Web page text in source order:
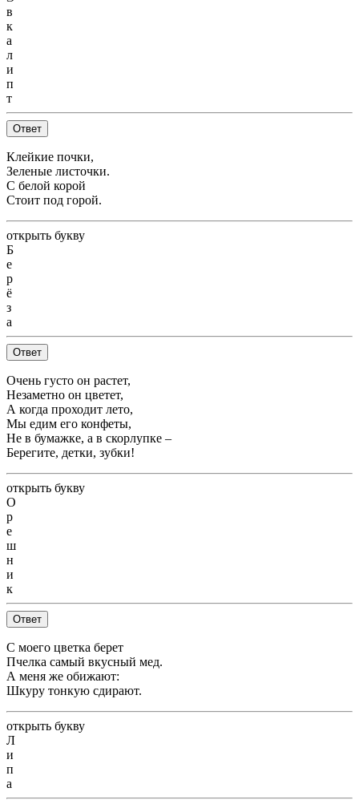
в
к
а
л
и
п
т
Ответ
Клейкие почки,
Зеленые листочки.
С белой корой
Стоит под горой.
открыть букву
Б
е
р
ё
з
а
Ответ
Очень густо он растет,
Незаметно он цветет,
А когда проходит лето,
Мы едим его конфеты,
Не в бумажке, а в скорлупке –
Берегите, детки, зубки!
открыть букву
О
р
е
ш
н
и
к
Ответ
С моего цветка берет
Пчелка самый вкусный мед.
А меня же обижают:
Шкуру тонкую сдирают.
открыть букву
Л
и
п
а